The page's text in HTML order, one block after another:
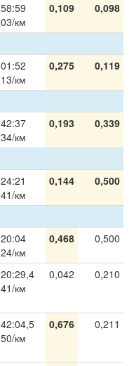
км
0,109 0,098
км
0,275 0,119
км
0,193 0,339
км
0,144 0,500
км
0,468 0,500
км
0,042 0,210
км
0,676 0,211